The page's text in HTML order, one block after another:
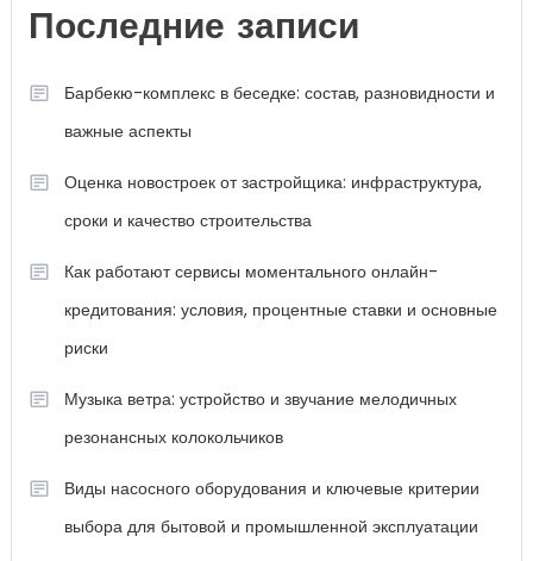
Последние записи
Барбекю-комплекс в беседке: состав, разновидности и
важные аспекты
Оценка новостроек от застройщика: инфраструктура,
сроки и качество строительства
Как работают сервисы моментального онлайн-
кредитования: условия, процентные ставки и основные
риски
Музыка ветра: устройство и звучание мелодичных
резонансных колокольчиков
Виды насосного оборудования и ключевые критерии
выбора для бытовой и промышленной эксплуатации